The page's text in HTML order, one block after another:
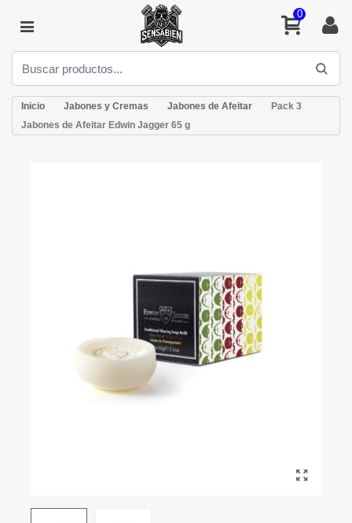
0
Inicio Jabones y Cremas Jabones de Afeitar
Pack 3
Jabones de Afeitar Edwin Jagger 65 g